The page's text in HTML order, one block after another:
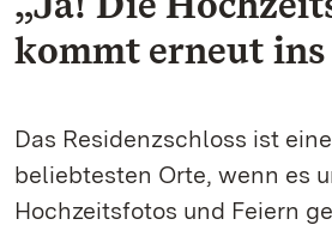
kommt erneut ins
Das Residenzschloss ist
beliebtesten Orte, wenn es
Hochzeitsfotos und Feiern